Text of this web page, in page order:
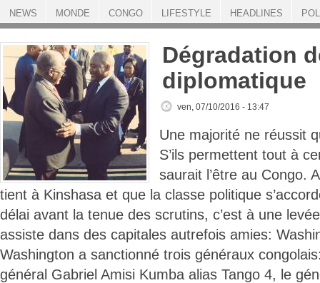
ACCUEIL
Dégradation
diplomatique
ven, 07/10/2016 - 13:47
Une majorité ne réussit
S’ils permettent tout à
saurait l’être au Congo.
tient à Kinshasa et que la classe politique
délai avant la tenue des scrutins, c’est à une
assiste dans des capitales autrefois amies:
Washington a sanctionné trois généraux
général Gabriel Amisi Kumba alias Tango 4, le
NEWS MONDE CONGO LIFESTYLE HEADLINES